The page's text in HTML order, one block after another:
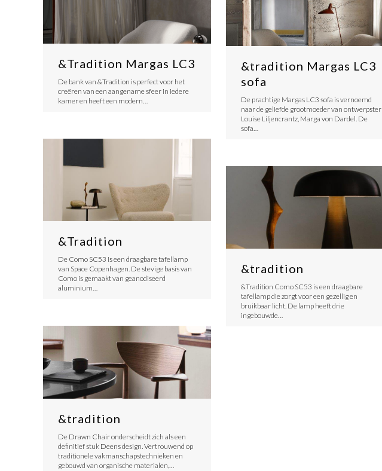
&Tradition Margas LC3
De bank van &Tradition is perfect voor het
creëren van een aangename sfeer in iedere
kamer en heeft een modern…
&tradition Margas LC3
sofa
De prachtige Margas LC3 sofa is vernoemd
naar de geliefde grootmoeder van ontwerpster
Louise Liljencrantz, Marga von Dardel. De
sofa…
&Tradition
De Como SC53 is een draagbare tafellamp
van Space Copenhagen. De stevige basis van
Como is gemaakt van geanodiseerd
aluminium…
&tradition
&Tradition Como SC53 is een draagbare
tafellamp die zorgt voor een gezellig en
bruikbaar licht. De lamp heeft drie
ingebouwde…
&tradition
De Drawn Chair onderscheidt zich als een
definitief stuk Deens design. Vertrouwend op
traditionele vakmanschapstechnieken en
gebouwd van organische materialen,…